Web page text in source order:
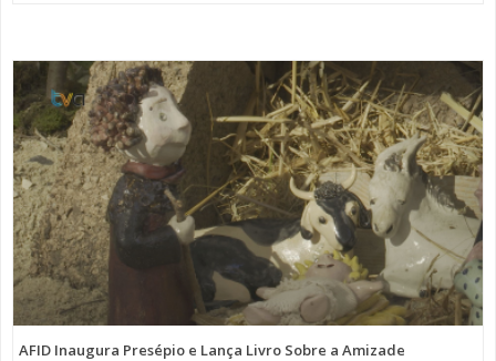
AFID Inaugura Presépio e Lança Livro Sobre a Amizade